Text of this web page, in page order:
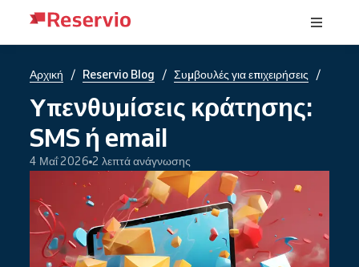
Αρχική / Reservio Blog / Συμβουλές για επιχειρήσεις /
Υπενθυμίσεις κράτησης:
SMS ή email
4 Μαΐ 2026 2 λεπτά ανάγνωσης